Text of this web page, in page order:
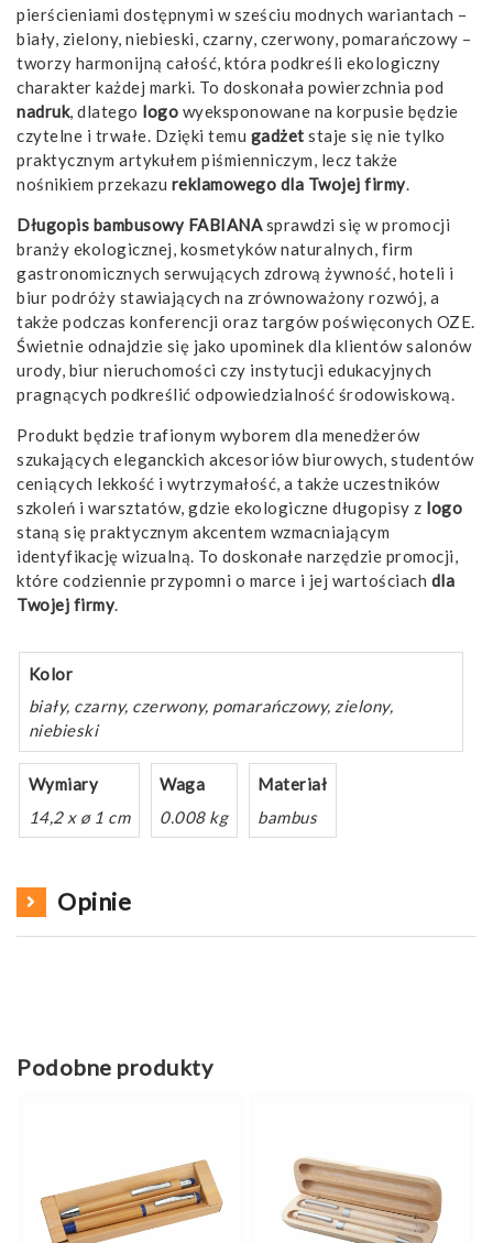
pierścieniami dostępnymi w sześciu modnych wariantach –
biały, zielony, niebieski, czarny, czerwony, pomarańczowy –
tworzy harmonijną całość, która podkreśli ekologiczny
charakter każdej marki. To doskonała powierzchnia pod
nadruk, dlatego logo wyeksponowane na korpusie będzie
czytelne i trwałe. Dzięki temu gadżet staje się nie tylko
praktycznym artykułem piśmienniczym, lecz także
nośnikiem przekazu reklamowego dla Twojej firmy.
Długopis bambusowy FABIANAsprawdzi się w promocji
branży ekologicznej, kosmetyków naturalnych, firm
gastronomicznych serwujących zdrową żywność, hoteli i
biur podróży stawiających na zrównoważony rozwój, a
także podczas konferencji oraz targów poświęconych OZE.
Świetnie odnajdzie się jako upominek dla klientów salonów
urody, biur nieruchomości czy instytucji edukacyjnych
pragnących podkreślić odpowiedzialność środowiskową.
Produkt będzie trafionym wyborem dla menedżerów
szukających eleganckich akcesoriów biurowych, studentów
ceniących lekkość i wytrzymałość, a także uczestników
szkoleń i warsztatów, gdzie ekologiczne długopisy z logo
staną się praktycznym akcentem wzmacniającym
identyfikację wizualną. To doskonałe narzędzie promocji,
które codziennie przypomni o marce i jej wartościach dla
Twojej firmy.
Kolor
biały, czarny, czerwony, pomarańczowy, zielony,
niebieski
Wymiary
14,2 x ø 1 cm
Waga
0.008 kg
Materiał
bambus
Opinie
Podobne produkty